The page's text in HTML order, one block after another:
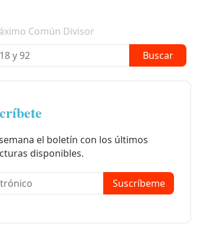
Común Divisor
Buscar
el boletín con los últimos
disponibles.
Suscríbeme